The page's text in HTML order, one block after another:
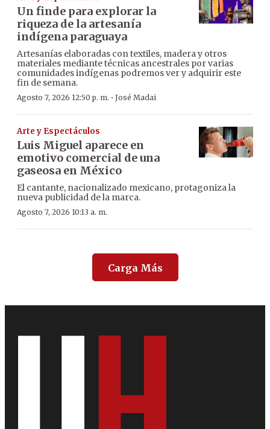
Un finde para explorar la
riqueza de la artesanía
indígena paraguaya
Artesanías elaboradas con textiles, madera y otros
materiales mediante técnicas ancestrales por varias
comunidades indígenas podremos ver y adquirir este
fin de semana.
Agosto 7, 2026 12:50 p. m. · José Madai
Arte y Espectáculos
Luis Miguel aparece en
emotivo comercial de una
gaseosa en México
El cantante, nacionalizado mexicano, protagoniza la
nueva publicidad de la marca.
Agosto 7, 2026 10:13 a. m.
Carga Más